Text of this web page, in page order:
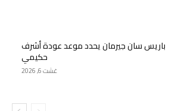
باريس سان جيرمان يحدد موعد عودة أشرف
حكيمي
غشت 6, 2026